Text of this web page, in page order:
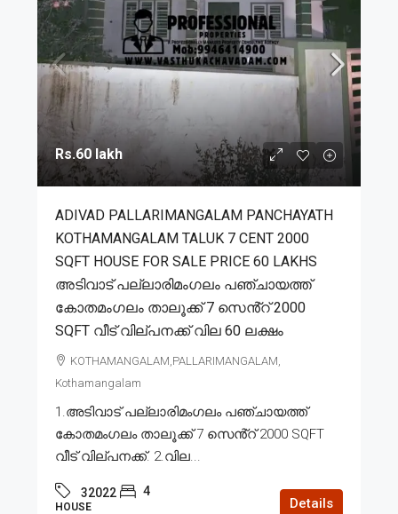
Rs.60 lakh
ADIVAD PALLARIMANGALAM PANCHAYATH
KOTHAMANGALAM TALUK 7 CENT 2000
SQFT HOUSE FOR SALE PRICE 60 LAKHS
അടിവാട് പല്ലാരിമംഗലം പഞ്ചായത്ത്
കോതമംഗലം താലൂക്ക് 7 സെൻ്റ് 2000
SQFT വീട് വില്പനക്ക് വില 60 ലക്ഷം
KOTHAMANGALAM,PALLARIMANGALAM,
Kothamangalam
1.അടിവാട് പല്ലാരിമംഗലം പഞ്ചായത്ത്
കോതമംഗലം താലൂക്ക് 7 സെൻ്റ് 2000 SQFT
വീട് വില്പനക്ക്. 2.വില...
32022 4
HOUSE Details